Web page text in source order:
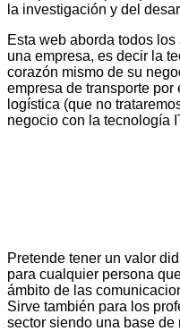
la investigación y del
Esta web aborda todos
una empresa, es decir la
corazón mismo de su
empresa de transporte
logística (que no
negocio con la tecnología
Pretende tener un valor
para cualquier persona
ámbito de las
Sirve también para los
sector siendo una base de